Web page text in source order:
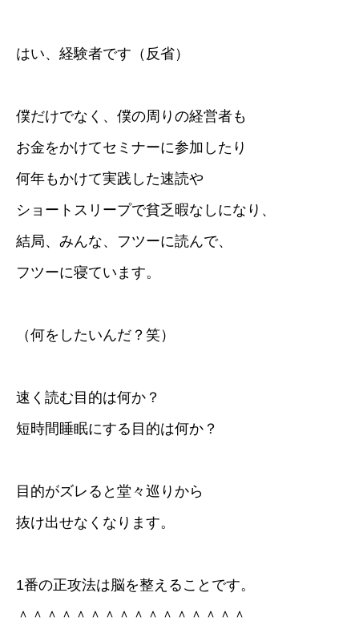
はい、経験者です（反省）
僕だけでなく、僕の周りの経営者も
お金をかけてセミナーに参加したり
何年もかけて実践した速読や
ショートスリープで貧乏暇なしになり、
結局、みんな、フツーに読んで、
フツーに寝ています。
（何をしたいんだ？笑）
速く読む目的は何か？
短時間睡眠にする目的は何か？
目的がズレると堂々巡りから
抜け出せなくなります。
1番の正攻法は脳を整えることです。
＾＾＾＾＾＾＾＾＾＾＾＾＾＾＾＾